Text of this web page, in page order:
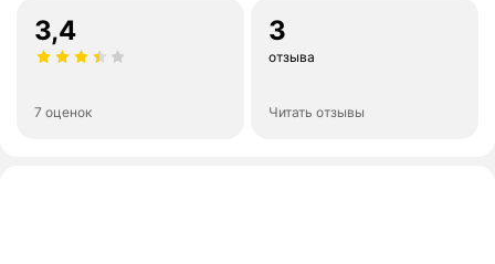
3,4
7 оценок
3
отзыва
Читать отзывы